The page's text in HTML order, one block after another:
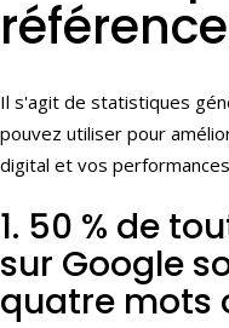
Il s'agit de statistiques
pouvez utiliser pour
digital et vos
1. 50 % de
sur Google
quatre mots